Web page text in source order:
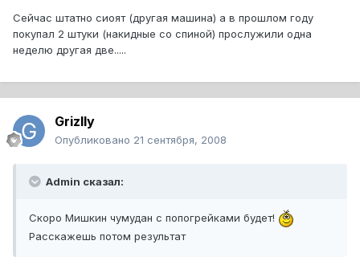
Сейчас штатно сиоят (другая машина) а в прошлом году
покупал 2 штуки (накидные со спиной) прослужили одна
неделю другая две.....
Grizlly
Опубликовано 21 сентября, 2008
Admin сказал:
Скоро Мишкин чумудан с попогрейками будет!
Расскажешь потом результат